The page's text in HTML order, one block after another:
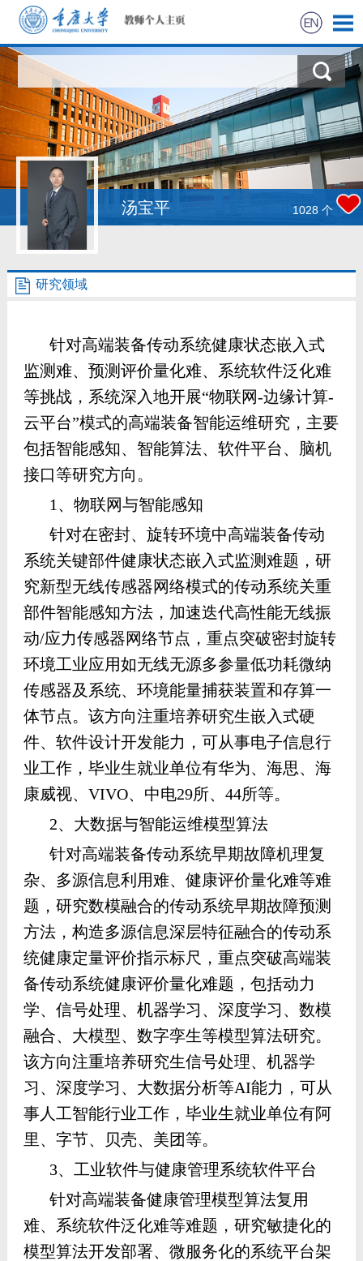
首页
科学研究
教学研究
获奖信息
社会实践
招生信息
我的相册
教师博客
汤宝平 1028 个
研究领域
针对高端装备传动系统健康状态嵌入式
监测难、预测评价量化难、系统软件泛化难
等挑战，系统深入地开展“物联网-边缘计算-
云平台”模式的高端装备智能运维研究，主要
包括智能感知、智能算法、软件平台、脑机
接口等研究方向。
1、物联网与智能感知
针对在密封、旋转环境中高端装备传动
系统关键部件健康状态嵌入式监测难题，研
究新型无线传感器网络模式的传动系统关重
部件智能感知方法，加速迭代高性能无线振
动/应力传感器网络节点，重点突破密封旋转
环境工业应用如无线无源多参量低功耗微纳
传感器及系统、环境能量捕获装置和存算一
体节点。该方向注重培养研究生嵌入式硬
件、软件设计开发能力，可从事电子信息行
业工作，毕业生就业单位有华为、海思、海
康威视、VIVO、中电29所、44所等。
2、大数据与智能运维模型算法
针对高端装备传动系统早期故障机理复
杂、多源信息利用难、健康评价量化难等难
题，研究数模融合的传动系统早期故障预测
方法，构造多源信息深层特征融合的传动系
统健康定量评价指示标尺，重点突破高端装
备传动系统健康评价量化难题，包括动力
学、信号处理、机器学习、深度学习、数模
融合、大模型、数字孪生等模型算法研究。
该方向注重培养研究生信号处理、机器学
习、深度学习、大数据分析等AI能力，可从
事人工智能行业工作，毕业生就业单位有阿
里、字节、贝壳、美团等。
3、工业软件与健康管理系统软件平台
针对高端装备健康管理模型算法复用
难、系统软件泛化难等难题，研究敏捷化的
模型算法开发部署、微服务化的系统平台架